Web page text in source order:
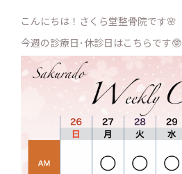
こんにちは！さくら堂整骨院です🌸
今週の診療日･休診日はこちらです🤓